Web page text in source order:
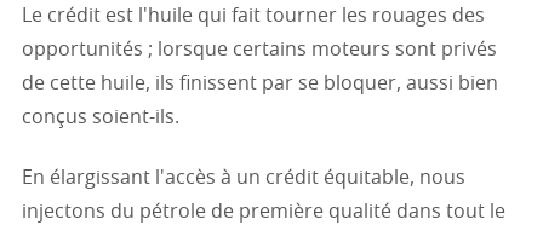
Le crédit est l'huile qui fait tourner les rouages des
opportunités ; lorsque certains moteurs sont privés
de cette huile, ils finissent par se bloquer, aussi bien
conçus soient-ils.
En élargissant l'accès à un crédit équitable, nous
injectons du pétrole de première qualité dans tout le